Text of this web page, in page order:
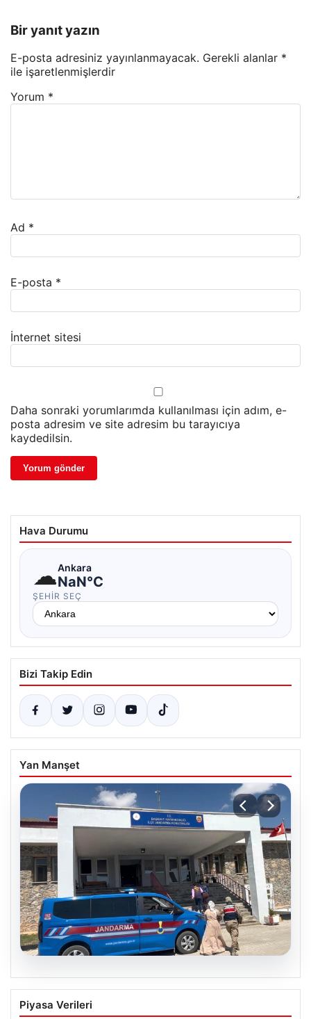
Bir yanıt yazın
E-posta adresiniz yayınlanmayacak. Gerekli alanlar *
ile işaretlenmişlerdir
Yorum *
Ad *
E-posta *
İnternet sitesi
Daha sonraki yorumlarımda kullanılması için adım, e-
posta adresim ve site adresim bu tarayıcıya
kaydedilsin.
Hava Durumu
☁Ankara
NaN°C
ŞEHIR SEÇ
Bizi Takip Edin
Yan Manşet
08.08.2026
Başka Bir Gözle: Damlanur’un
Ölümündeki Gerçekler Gün Yüzüne
Piyasa Verileri